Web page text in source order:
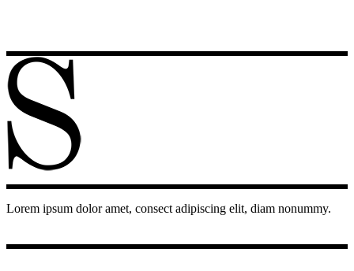
Lorem ipsum dolor amet, consect adipiscing elit, diam nonummy.